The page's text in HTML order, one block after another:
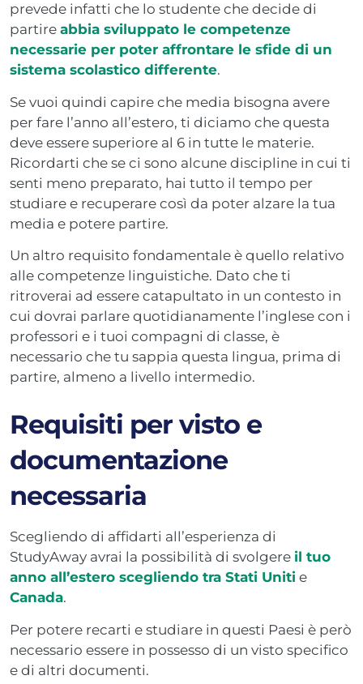
prevede infatti che lo studente che decide di
partire abbia sviluppato le competenze
necessarie per poter affrontare le sfide di un
sistema scolastico differente.
Se vuoi quindi capire che media bisogna avere
per fare l’anno all’estero, ti diciamo che questa
deve essere superiore al 6 in tutte le materie.
Ricordarti che se ci sono alcune discipline in cui ti
senti meno preparato, hai tutto il tempo per
studiare e recuperare così da poter alzare la tua
media e potere partire.
Un altro requisito fondamentale è quello relativo
alle competenze linguistiche. Dato che ti
ritroverai ad essere catapultato in un contesto in
cui dovrai parlare quotidianamente l’inglese con i
professori e i tuoi compagni di classe, è
necessario che tu sappia questa lingua, prima di
partire, almeno a livello intermedio.
Requisiti per visto e
documentazione
necessaria
Scegliendo di affidarti all’esperienza di
StudyAway avrai la possibilità di svolgere il tuo
anno all’estero scegliendo tra Stati Uniti e
Canada.
Per potere recarti e studiare in questi Paesi è però
necessario essere in possesso di un visto specifico
e di altri documenti.